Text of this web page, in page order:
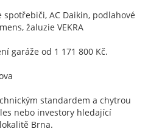
AC Daikin, podlahové
žaluzie VEKRA
garáže od 1 171 800 Kč.
standardem a chytrou
nebo investory hledající
Brna.